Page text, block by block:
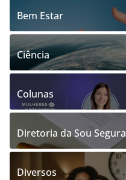
Bem Estar
Ciência
Colunas
Diretoria da Sou Segura
Diversos